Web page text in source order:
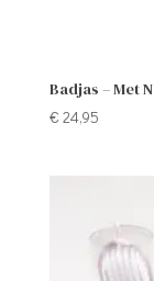
Badjas – Met
€ 24,95